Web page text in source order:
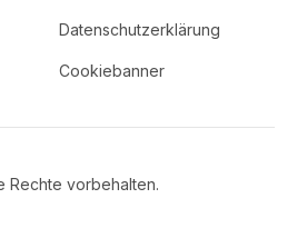
Datenschutzerklärung
Cookiebanner
Rechte vorbehalten.